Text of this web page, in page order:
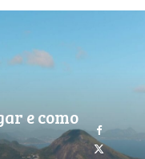
o r
e como